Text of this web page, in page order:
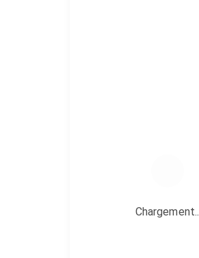
Chargement..